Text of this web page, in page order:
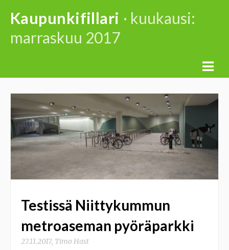
content
Kaupunkifillari · kuukausi:
marraskuu 2017
Testissä Niittykummun
metroaseman pyöräparkki
27.11.2017, Timo Hast